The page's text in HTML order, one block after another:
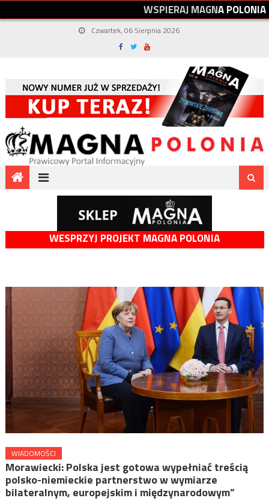
WSPIERAJMAGNAPOLONIA
Czwartek, 06 Sierpnia 2026
WESPRZYJ PROJEKT MAGNA POLONIA
WIADOMOŚCI
Morawiecki: Polska jest gotowa wypełniać treścią
polsko-niemieckie partnerstwo w wymiarze
bilateralnym, europejskim i międzynarodowym”